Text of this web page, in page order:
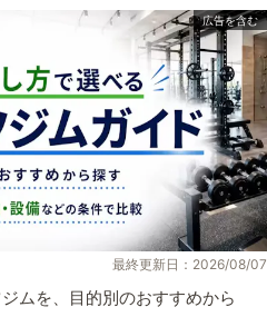
最終更新日：2026/08/07
ムを、目的別のおすすめから